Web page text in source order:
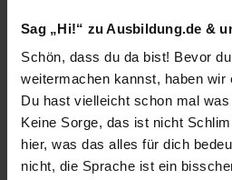
Sag „Hi!“ zu Ausbildung.de &
Schön, dass du da bist! Bevor
weitermachen kannst, haben wir
Du hast vielleicht schon mal
Keine Sorge, das ist nicht
hier, was das alles für dich
nicht, die Sprache ist ein
Wie gefällt dir dein
.
GMC-Instruments GmbH
Klassische duale
Nürnberg